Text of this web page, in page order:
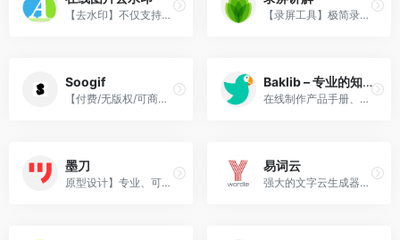
【去水印】不仅支持多种图片格式，还支持批量处理多张图片。 【录屏工具】极简录屏、一键分享、花样互动
Soogif
【付费/无版权/可商用】GIF动图制作工具，内容包括表情、影视综艺、艺术设计等领域。
Baklib – 专业的知识库及帮助文档制作软件
在线制作产品手册、帮助中心、FAQ、Guide、知识库、产品介绍、开发文档、在线手册，并发布到网上
墨刀
原型设计】专业、可靠、简洁、易懂的在线产品原型工具与产品设计团队协作平台。
易词云
强大的文字云生成器，我们的工具非常适合“设计、运营和数据、大学生群体”使用，一般用于PPT，海报的插图，配图的制作，不仅支持生成词云图，还支持分词统计、词频分析等专业的功能